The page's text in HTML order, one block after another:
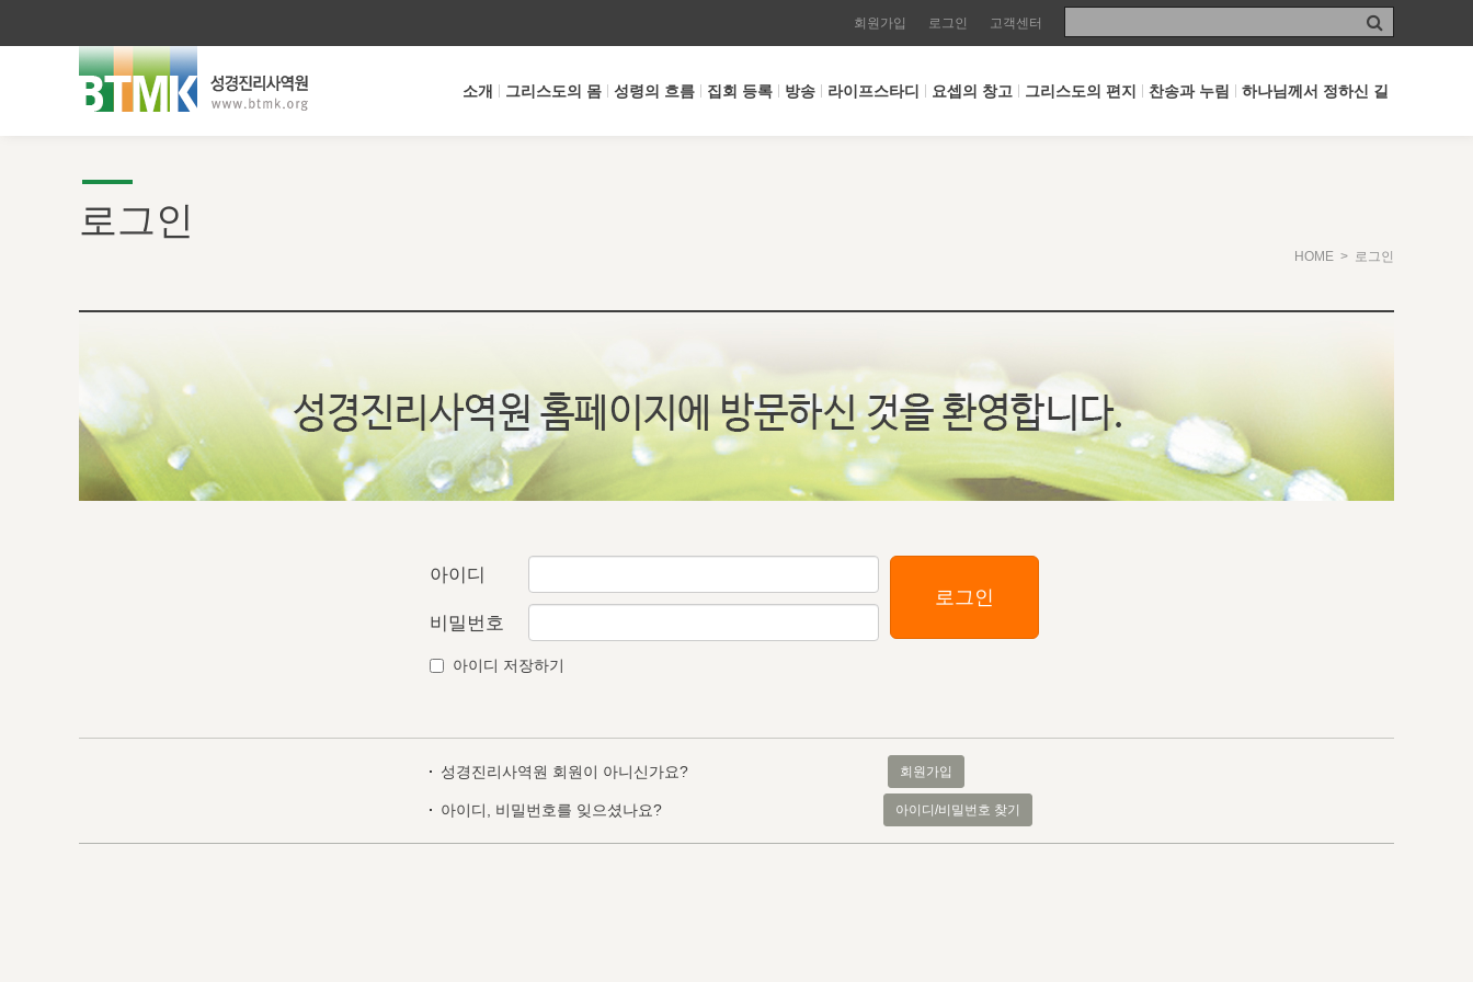
회원가입 로그인 고객센터
소개 그리스도의 몸 성령의 흐름 집회 등록 방송 라이프스타디 요셉의 창고 그리스도의 편지 찬송과 누림 하나님께서 정하신 길
로그인
HOME > 로그인
아이디
비밀번호
로그인
아이디 저장하기
성경진리사역원 회원이 아니신가요? 회원가입
아이디, 비밀번호를 잊으셨나요? 아이디/비밀번호 찾기